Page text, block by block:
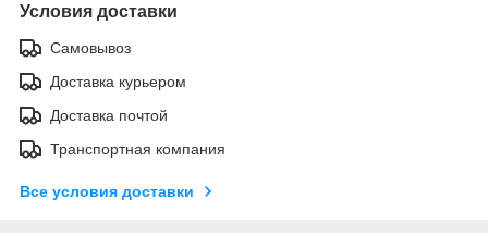
Условия доставки
Самовывоз
Доставка курьером
Доставка почтой
Транспортная компания
Все условия доставки